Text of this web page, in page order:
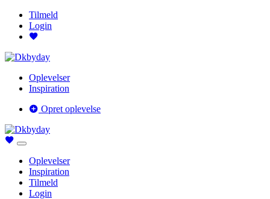
Tilmeld
Login
Oplevelser
Inspiration
Opret oplevelse
Oplevelser
Inspiration
Tilmeld
Login